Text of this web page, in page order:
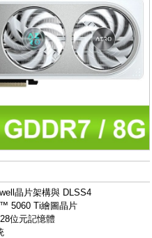
晶片架構與 DLSS4
5060 Ti繪圖晶片
位元記憶體